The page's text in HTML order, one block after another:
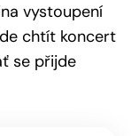
vystoupení
chtít koncert
se přijde